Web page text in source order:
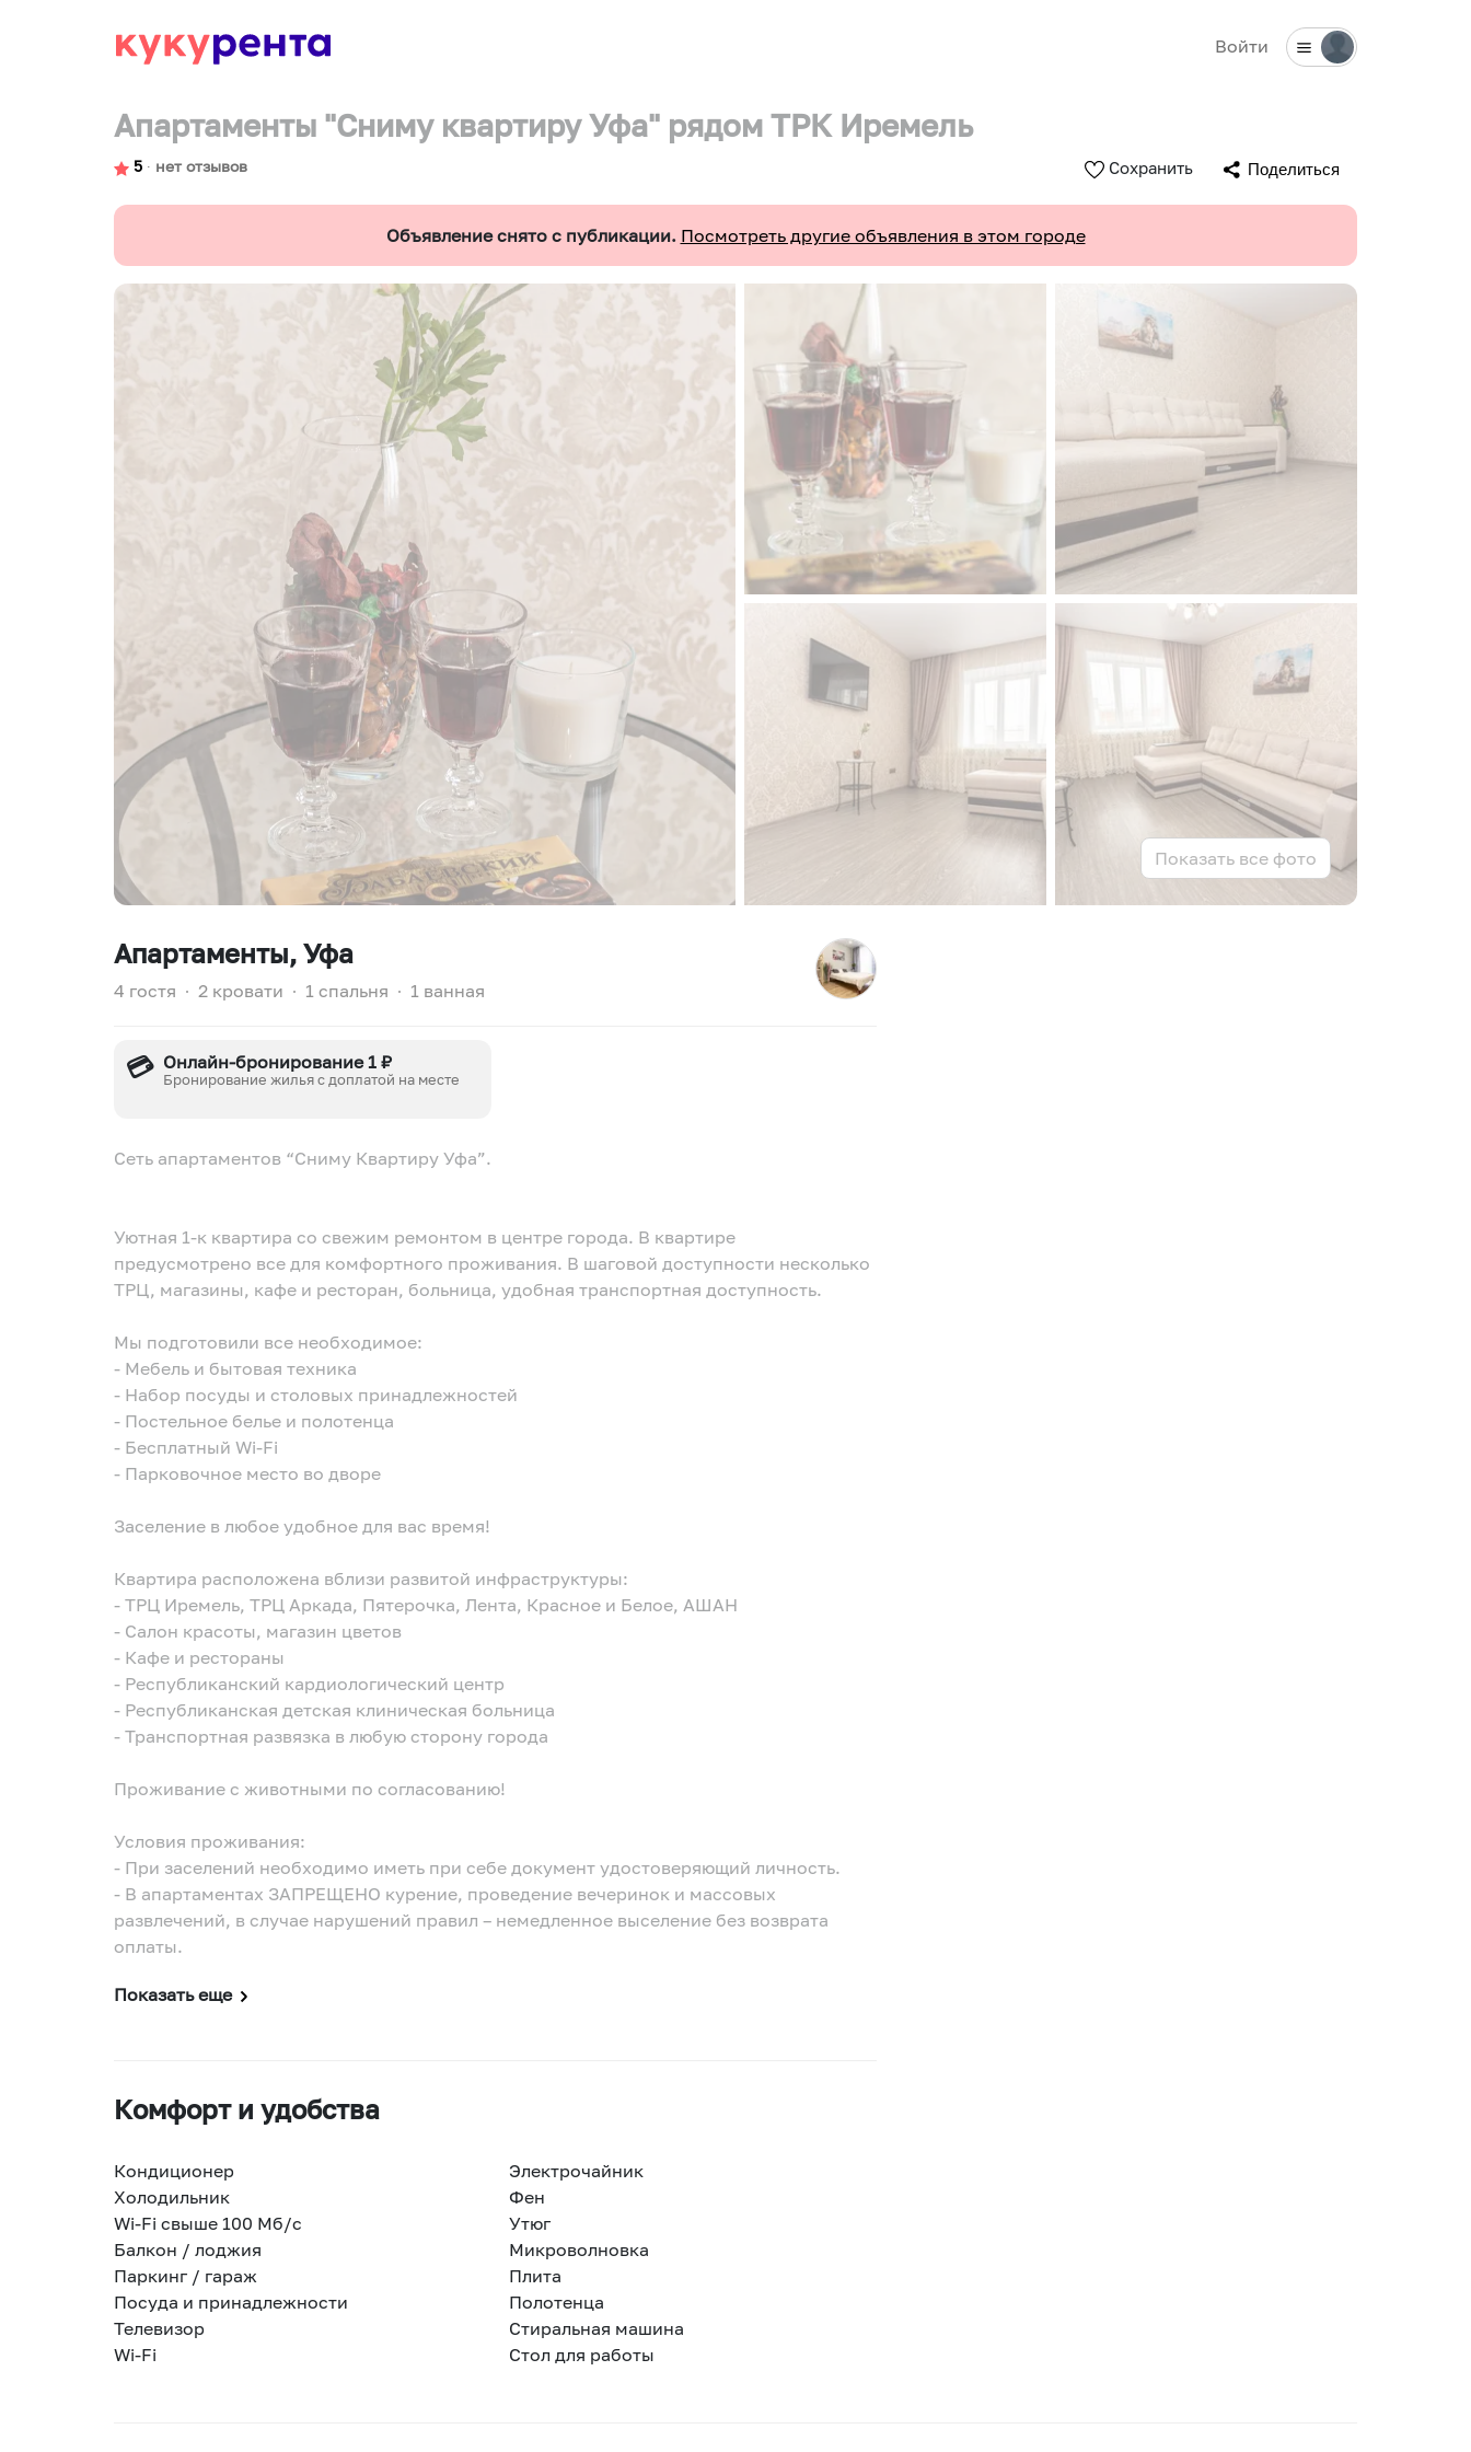
Войти
Апартаменты "Сниму квартиру Уфа" рядом ТРК Иремель
5 ∙ нет отзывов Сохранить Поделиться
Объявление снято с публикации. Посмотреть другие объявления в этом городе
Показать все фото
Апартаменты, Уфа
4 гостя ∙ 2 кровати ∙ 1 спальня ∙ 1 ванная
💳 Онлайн-бронирование 1 ₽
Бронирование жилья с доплатой на месте
Сеть апартаментов “Сниму Квартиру Уфа”.
Уютная 1-к квартира со свежим ремонтом в центре города. В квартире
предусмотрено все для комфортного проживания. В шаговой доступности несколько
ТРЦ, магазины, кафе и ресторан, больница, удобная транспортная доступность.
Мы подготовили все необходимое:
- Мебель и бытовая техника
- Набор посуды и столовых принадлежностей
- Постельное белье и полотенца
- Бесплатный Wi-Fi
- Парковочное место во дворе
Заселение в любое удобное для вас время!
Квартира расположена вблизи развитой инфраструктуры:
- ТРЦ Иремель, ТРЦ Аркада, Пятерочка, Лента, Красное и Белое, АШАН
- Салон красоты, магазин цветов
- Кафе и рестораны
- Республиканский кардиологический центр
- Республиканская детская клиническая больница
- Транспортная развязка в любую сторону города
Проживание с животными по согласованию!
Условия проживания:
- При заселений необходимо иметь при себе документ удостоверяющий личность.
- В апартаментах ЗАПРЕЩЕНО курение, проведение вечеринок и массовых
развлечений, в случае нарушений правил – немедленное выселение без возврата
оплаты.
Показать еще
Комфорт и удобства
Кондиционер
Электрочайник
Холодильник
Фен
Wi-Fi свыше 100 Мб/с
Утюг
Балкон / лоджия
Микроволновка
Паркинг / гараж
Плита
Посуда и принадлежности
Полотенца
Телевизор
Стиральная машина
Wi-Fi
Стол для работы